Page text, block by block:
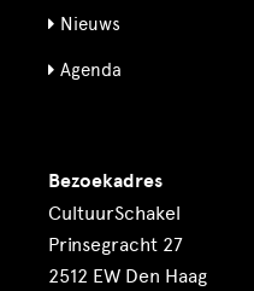
Nieuws
Agenda
Bezoekadres
CultuurSchakel
Prinsegracht 27
2512 EW Den Haag